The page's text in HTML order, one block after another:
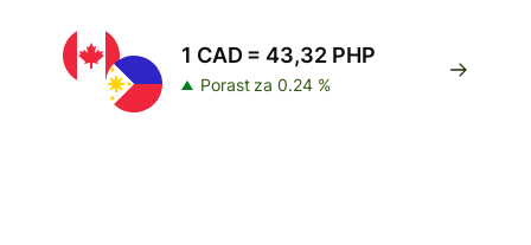
1 CAD = 43,32 PHP
Porast za 0.24 %